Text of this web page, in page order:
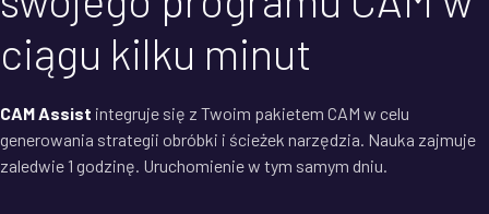
ciągu kilku minut
CAM Assist integruje się z Twoim pakietem CAM w celu
generowania strategii obróbki i ścieżek narzędzia. Nauka zajmuje
zaledwie 1 godzinę. Uruchomienie w tym samym dniu.